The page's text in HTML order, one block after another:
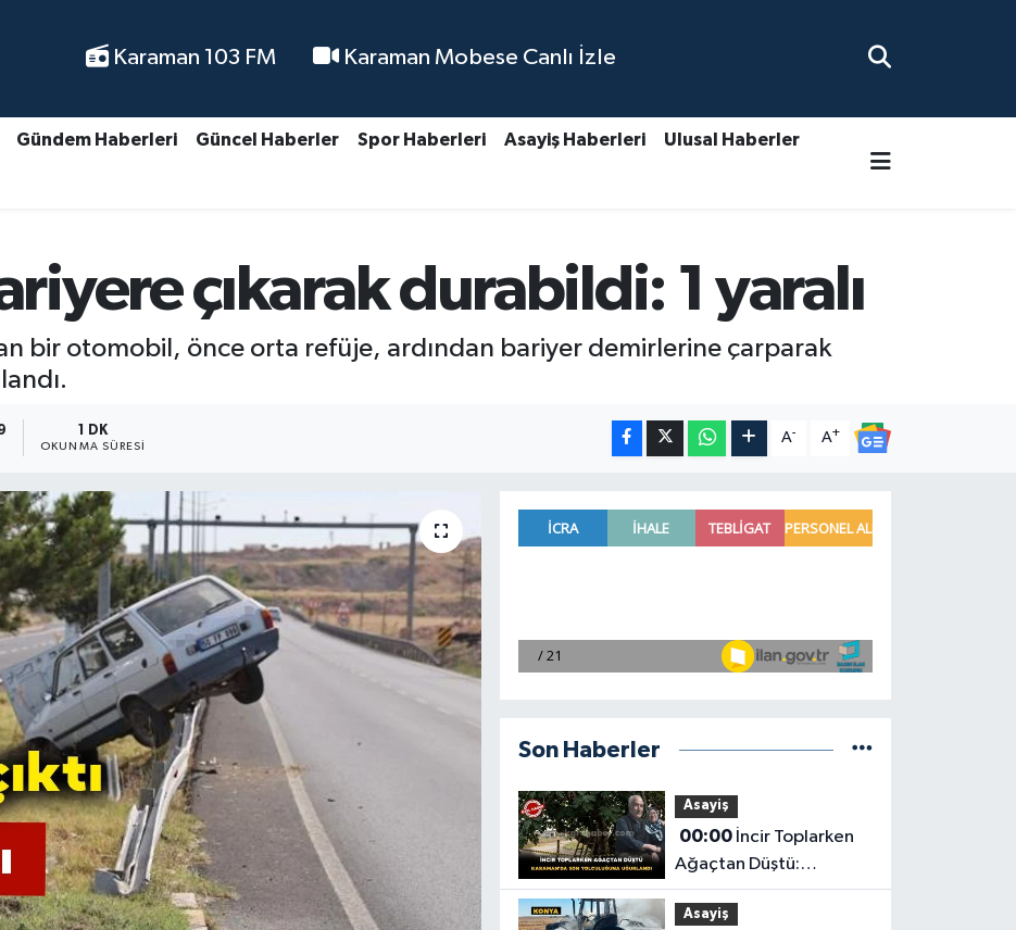
Karaman 103 FM Karaman Mobese Canlı İzle
Gündem Haberleri Güncel Haberler Spor Haberleri Asayiş Haberleri Ulusal Haberler
çıkarak durabildi: 1 yaralı
bir otomobil, önce orta refüje, ardından bariyer demirlerine çarparak
1 DK
OKUNMA SÜRESI
A- A+
Son Haberler
Asayiş
00:00İncir Toplarken
Ağaçtan Düştü:
Karaman'da Son
Yolculuğuna Uğurlandı
Asayiş